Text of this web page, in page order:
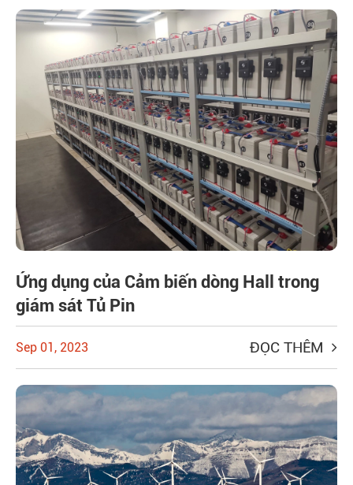
Ứng dụng của Cảm biến dòng Hall trong
giám sát Tủ Pin
Sep 01, 2023 ĐỌC THÊM